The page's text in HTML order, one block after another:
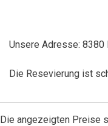
Unsere Adresse: 8380
Die Resevierung ist
Die angezeigten Preise